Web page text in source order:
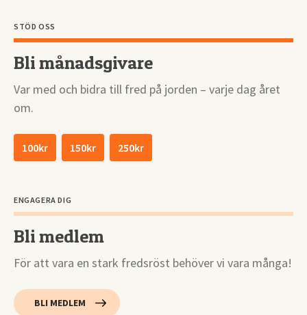
STÖD OSS
Bli månadsgivare
Var med och bidra till fred på jorden – varje dag året
om.
100kr 150kr 250kr
ENGAGERA DIG
Bli medlem
För att vara en stark fredsröst behöver vi vara många!
BLI MEDLEM